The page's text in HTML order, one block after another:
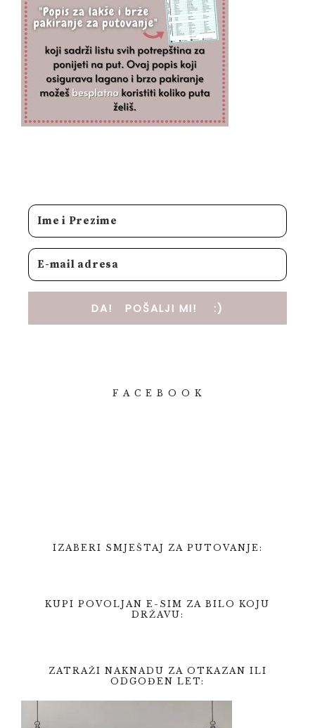
DA! POŠALJI MI! :)
F A C E B O O K
IZABERI SMJEŠTAJ ZA PUTOVANJE:
KUPI POVOLJAN E-SIM ZA BILO KOJU
DRŽAVU:
ZATRAŽI NAKNADU ZA OTKAZAN ILI
ODGOĐEN LET: